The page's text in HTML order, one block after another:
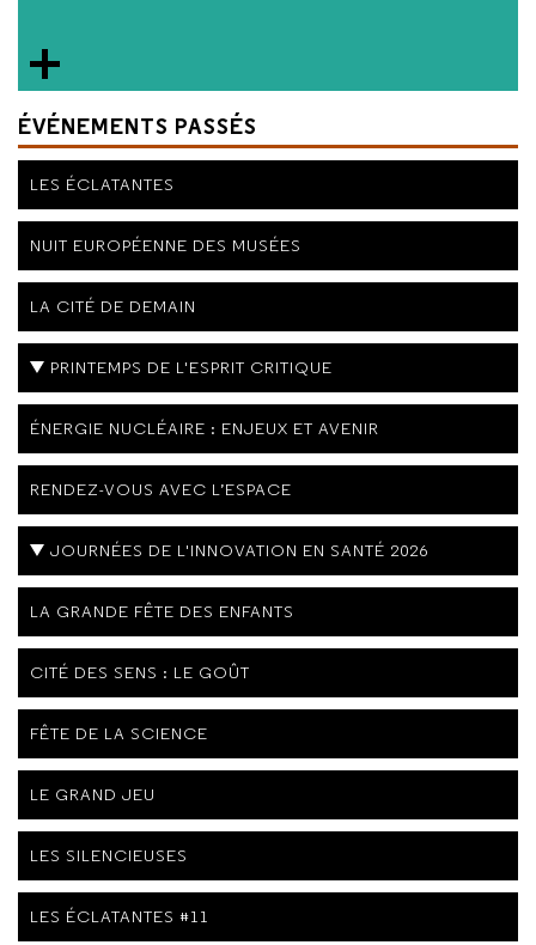
ÉVÉNEMENTS PASSÉS
LES ÉCLATANTES
NUIT EUROPÉENNE DES MUSÉES
LA CITÉ DE DEMAIN
PRINTEMPS DE L'ESPRIT CRITIQUE
ÉNERGIE NUCLÉAIRE : ENJEUX ET AVENIR
RENDEZ-VOUS AVEC L’ESPACE
JOURNÉES DE L'INNOVATION EN SANTÉ 2026
LA GRANDE FÊTE DES ENFANTS
CITÉ DES SENS : LE GOÛT
FÊTE DE LA SCIENCE
LE GRAND JEU
LES SILENCIEUSES
LES ÉCLATANTES #11